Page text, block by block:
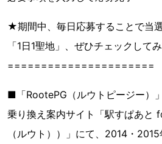
★期間中、毎日応募することで当
「1日1聖地」、ぜひチェックして
======================
■「RootePG（ルウトピージー）
乗り換え案内サイト「駅すぱあと
（ルウト））」にて、2014・